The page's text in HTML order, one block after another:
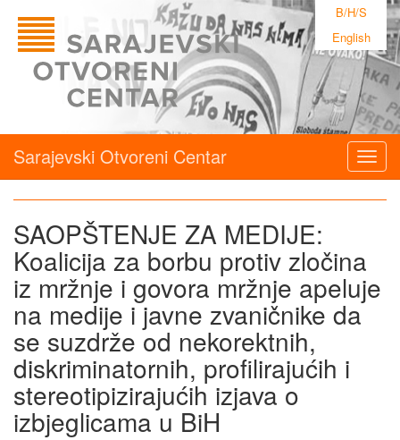
B/H/S
English
Sarajevski Otvoreni Centar
SAOPŠTENJE ZA MEDIJE:
Koalicija za borbu protiv zločina
iz mržnje i govora mržnje apeluje
na medije i javne zvaničnike da
se suzdrže od nekorektnih,
diskriminatornih, profilirajućih i
stereotipizirajućih izjava o
izbjeglicama u BiH